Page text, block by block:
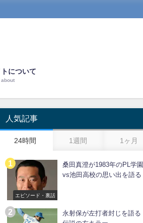
について
about
人気記事
24時間 1週間 1ヶ月
エピソード・裏話
桑田真澄が1983年のPL学園
vs池田高校の思い出を語る
永射保が左打者封じを語る